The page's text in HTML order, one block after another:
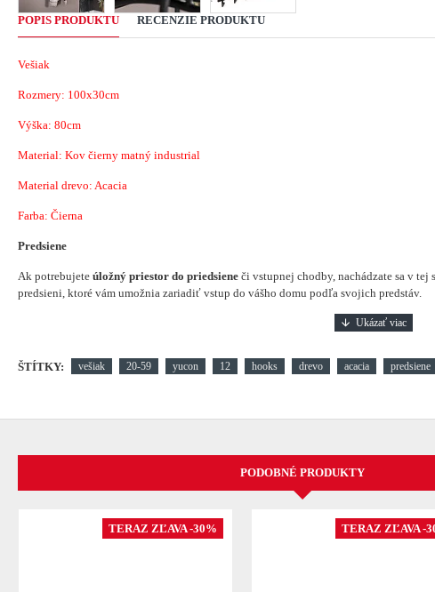
POPIS PRODUKTU RECENZIE PRODUKTU
Vešiak
Rozmery: 100x30cm
Výška: 80cm
Material: Kov čierny matný industrial
Material drevo: Acacia
Farba: Čierna
Predsiene
Ak potrebujete úložný priestor do priedsiene či vstupnej chodby, nachádzate sa v
predsieni, ktoré vám umožnia zariadiť vstup do vášho domu podľa svojich predstáv.
ŠTÍTKY: vešiak 20-59 yucon 12 hooks drevo acacia predsiene
PODOBNÉ PRODUKTY
TERAZ ZĽAVA -30% TERAZ ZĽAVA -